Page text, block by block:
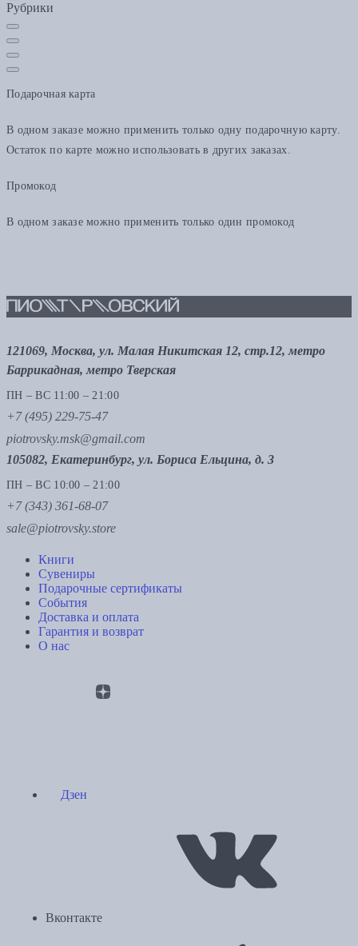
Рубрики
Подарочная карта
В одном заказе можно применить только одну подарочную карту.
Остаток по карте можно использовать в других заказах.
Промокод
В одном заказе можно применить только один промокод
121069, Москва, ул. Малая Никитская 12, стр.12, метро
Баррикадная, метро Тверская
ПН – ВС 11:00 – 21:00
+7 (495) 229-75-47
piotrovsky.msk@gmail.com
105082, Екатеринбург, ул. Бориса Ельцина, д. 3
ПН – ВС 10:00 – 21:00
+7 (343) 361-68-07
sale@piotrovsky.store
Книги
Сувениры
Подарочные сертификаты
События
Доставка и оплата
Гарантия и возврат
О нас
Дзен
Вконтакте